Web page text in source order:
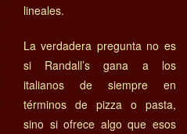
lineales.
La verdadera pregunta no es
si Randall’s gana a los
italianos de siempre en
términos de pizza o pasta,
sino si ofrece algo que esos